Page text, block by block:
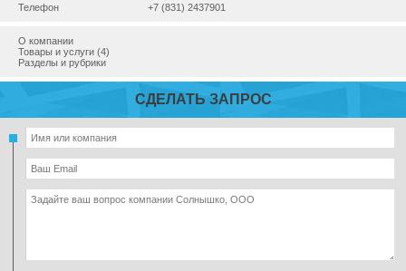
Телефон
+7 (831) 2437901
О компании
Товары и услуги (4)
Разделы и рубрики
СДЕЛАТЬ ЗАПРОС